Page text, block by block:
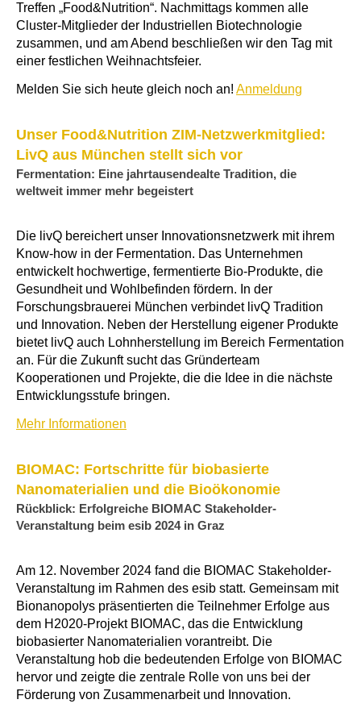
Treffen „Food&Nutrition“. Nachmittags kommen alle
Cluster-Mitglieder der Industriellen Biotechnologie
zusammen, und am Abend beschließen wir den Tag mit
einer festlichen Weihnachtsfeier.
Melden Sie sich heute gleich noch an! Anmeldung
Unser Food&Nutrition ZIM-Netzwerkmitglied:
LivQ aus München stellt sich vor
Fermentation: Eine jahrtausendealte Tradition, die
weltweit immer mehr begeistert
Die livQ bereichert unser Innovationsnetzwerk mit ihrem
Know-how in der Fermentation. Das Unternehmen
entwickelt hochwertige, fermentierte Bio-Produkte, die
Gesundheit und Wohlbefinden fördern. In der
Forschungsbrauerei München verbindet livQ Tradition
und Innovation. Neben der Herstellung eigener Produkte
bietet livQ auch Lohnherstellung im Bereich Fermentation
an. Für die Zukunft sucht das Gründerteam
Kooperationen und Projekte, die die Idee in die nächste
Entwicklungsstufe bringen.
Mehr Informationen
BIOMAC: Fortschritte für biobasierte
Nanomaterialien und die Bioökonomie
Rückblick: Erfolgreiche BIOMAC Stakeholder-
Veranstaltung beim esib 2024 in Graz
Am 12. November 2024 fand die BIOMAC Stakeholder-
Veranstaltung im Rahmen des esib statt. Gemeinsam mit
Bionanopolys präsentierten die Teilnehmer Erfolge aus
dem H2020-Projekt BIOMAC, das die Entwicklung
biobasierter Nanomaterialien vorantreibt. Die
Veranstaltung hob die bedeutenden Erfolge von BIOMAC
hervor und zeigte die zentrale Rolle von uns bei der
Förderung von Zusammenarbeit und Innovation.